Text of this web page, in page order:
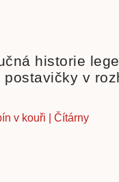
historie
postavičky v